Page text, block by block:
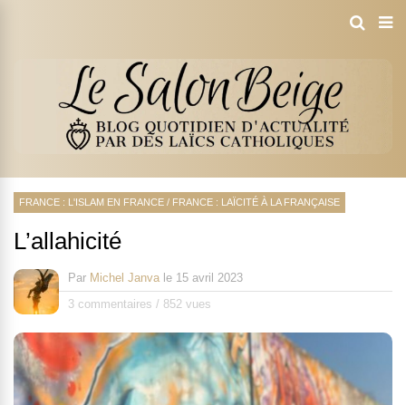
FRANCE : L'ISLAM EN FRANCE / FRANCE : LAÏCITÉ À LA FRANÇAISE
L’allahicité
Par Michel Janva le 15 avril 2023
3 commentaires / 852 vues